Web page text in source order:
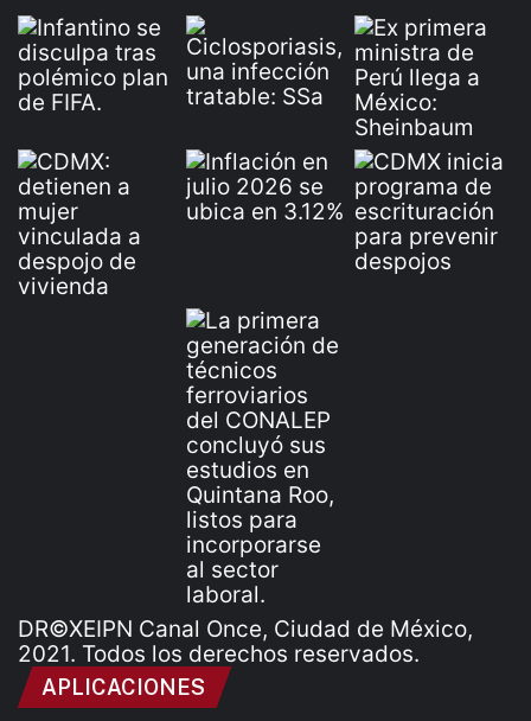
DR©XEIPN Canal Once, Ciudad de México,
2021. Todos los derechos reservados.
APLICACIONES